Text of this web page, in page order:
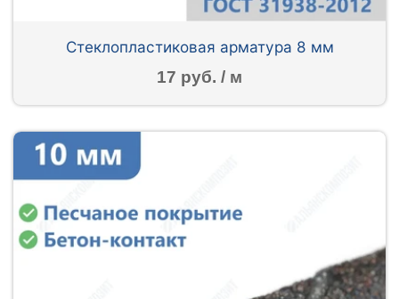
Стеклопластиковая арматура 8 мм
17 руб. / м